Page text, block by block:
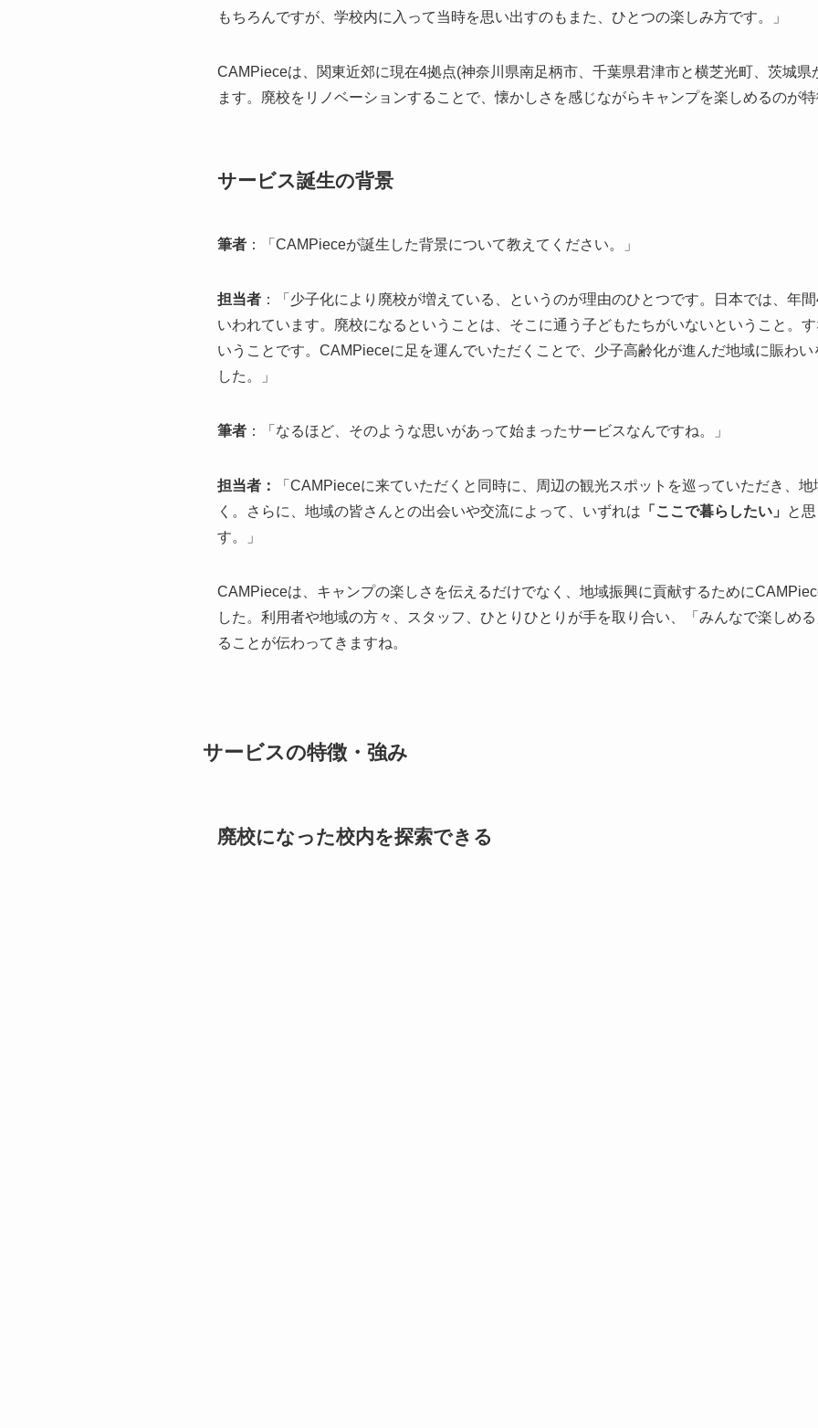
もちろんですが、学校内に入って当時を思い出すのもまた、ひとつの楽しみ方です。」
CAMPieceは、関東近郊に現在4拠点(神奈川県南足柄市、千葉県君津市と横芝光町、茨城
ます。廃校をリノベーションすることで、懐かしさを感じながらキャンプを楽しめるのが
サービス誕生の背景
筆者 ：「CAMPieceが誕生した背景について教えてください。」
担当者 ：「少子化により廃校が増えている、というのが理由のひとつです。日本では、年
いわれています。廃校になるということは、そこに通う子どもたちがいないということ。
いうことです。CAMPieceに足を運んでいただくことで、 少子高齢化が進んだ地域に賑わ
した。
」
筆者 ：「なるほど、そのような思いがあって始まったサービスなんですね。」
担当者：
「CAMPieceに来ていただくと同時に、周辺の観光スポットを巡っていただき、
く。さらに、地域の皆さんとの出会いや交流によって、いずれは 「ここで暮らしたい」
と
す。」
CAMPieceは、キャンプの楽しさを伝えるだけでなく、地域振興に貢献するために
した。 利用者や地域の方々、スタッフ、ひとりひとりが手を取り合い、「みんなで楽しめ
る ことが伝わってきますね。
サービスの特徴・強み
廃校になった校内を探索できる